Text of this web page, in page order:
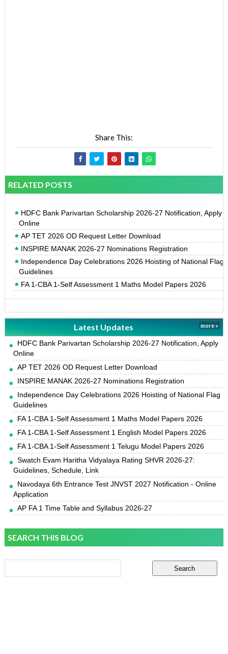
Share This:
RELATED POSTS
HDFC Bank Parivartan Scholarship 2026-27 Notification, Apply
Online
AP TET 2026 OD Request Letter Download
INSPIRE MANAK 2026-27 Nominations Registration
Independence Day Celebrations 2026 Hoisting of National Flag
Guidelines
FA 1-CBA 1-Self Assessment 1 Maths Model Papers 2026
Latest Updates more »
HDFC Bank Parivartan Scholarship 2026-27 Notification, Apply
Online
AP TET 2026 OD Request Letter Download
INSPIRE MANAK 2026-27 Nominations Registration
Independence Day Celebrations 2026 Hoisting of National Flag
Guidelines
FA 1-CBA 1-Self Assessment 1 Maths Model Papers 2026
FA 1-CBA 1-Self Assessment 1 English Model Papers 2026
FA 1-CBA 1-Self Assessment 1 Telugu Model Papers 2026
Swatch Evam Haritha Vidyalaya Rating SHVR 2026-27:
Guidelines, Schedule, Link
Navodaya 6th Entrance Test JNVST 2027 Notification - Online
Application
AP FA 1 Time Table and Syllabus 2026-27
SEARCH THIS BLOG